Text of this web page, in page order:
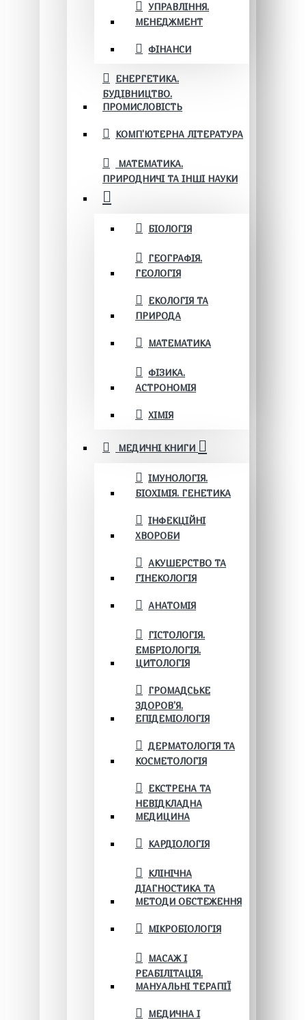
УПРАВЛІННЯ.
МЕНЕДЖМЕНТ
ФІНАНСИ
ЕНЕРГЕТИКА.
БУДІВНИЦТВО.
ПРОМИСЛОВІСТЬ
КОМП'ЮТЕРНА ЛІТЕРАТУРА
МАТЕМАТИКА.
ПРИРОДНИЧІ ТА ІНШІ НАУКИ
БІОЛОГІЯ
ГЕОГРАФІЯ.
ГЕОЛОГІЯ
ЕКОЛОГІЯ ТА
ПРИРОДА
МАТЕМАТИКА
ФІЗИКА.
АСТРОНОМІЯ
ХІМІЯ
МЕДИЧНІ КНИГИ
ІМУНОЛОГІЯ.
БІОХІМІЯ. ГЕНЕТИКА
ІНФЕКЦІЙНІ
ХВОРОБИ
АКУШЕРСТВО ТА
ГІНЕКОЛОГІЯ
АНАТОМІЯ
ГІСТОЛОГІЯ.
ЕМБРІОЛОГІЯ.
ЦИТОЛОГІЯ
ГРОМАДСЬКЕ
ЗДОРОВ’Я.
ЕПІДЕМІОЛОГІЯ
ДЕРМАТОЛОГІЯ ТА
КОСМЕТОЛОГІЯ
ЕКСТРЕНА ТА
НЕВІДКЛАДНА
МЕДИЦИНА
КАРДІОЛОГІЯ
КЛІНІЧНА
ДІАГНОСТИКА ТА
МЕТОДИ ОБСТЕЖЕННЯ
МІКРОБІОЛОГІЯ
МАСАЖ І
РЕАБІЛІТАЦІЯ.
МАНУАЛЬНІ ТЕРАПІЇ
МЕДИЧНА І